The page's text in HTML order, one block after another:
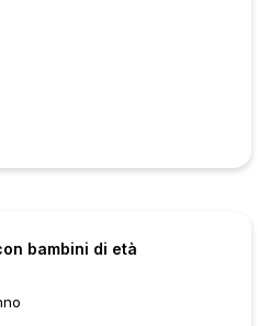
bambini di età